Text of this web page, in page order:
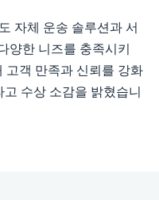
자체 운송 솔루션과 서
양한 니즈를 충족시키
고객 만족과 신뢰를 강화
수상 소감을 밝혔습니